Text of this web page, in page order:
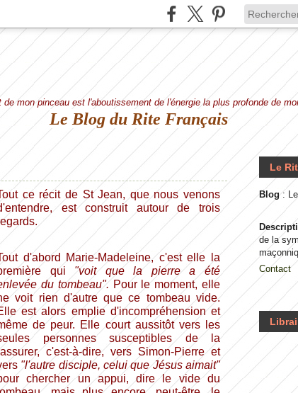
de mon pinceau est l'aboutissement de l'énergie la plus profonde de
Le Blog du Rite Français
ce récit de St Jean, que nous venons
est construit autour de trois
d'abord Marie-Madeleine, c'est elle la
qui "voit que la pierre a été
du tombeau". Pour le moment, elle
voit rien d'autre que ce tombeau vide.
est alors emplie d'incompréhension et
de peur. Elle court aussitôt vers les
personnes susceptibles de la
c'est-à-dire, vers Simon-Pierre et
"l'autre disciple, celui que Jésus aimait"
chercher un appui, dire le vide du
Le
Blog :
de la
Contact